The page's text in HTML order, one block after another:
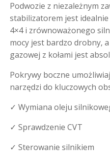
Podwozie z niezależnym
stabilizatorem jest
4×4 i zrównoważonego
mocy jest bardzo drobny,
gazowej z kołami jest
Pokrywy boczne
narzędzi do kluczowych
✓ Wymiana oleju
✓ Sprawdzenie CVT
✓ Sterowanie silnikiem